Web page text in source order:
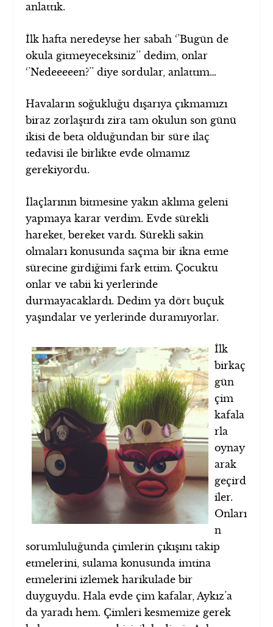
anlattık.
İlk hafta neredeyse her sabah ‘’Bugün de
okula gitmeyeceksiniz’’ dedim, onlar
‘’Nedeeeeen?’’ diye sordular, anlattım…
Havaların soğukluğu dışarıya çıkmamızı
biraz zorlaştırdı zira tam okulun son günü
ikisi de beta olduğundan bir süre ilaç
tedavisi ile birlikte evde olmamız
gerekiyordu.
İlaçlarının bitmesine yakın aklıma geleni
yapmaya karar verdim. Evde sürekli
hareket, bereket vardı. Sürekli sakin
olmaları konusunda saçma bir ikna etme
sürecine girdiğimi fark ettim. Çocuktu
onlar ve tabii ki yerlerinde
durmayacaklardı. Dedim ya dört buçuk
yaşındalar ve yerlerinde duramıyorlar.
İlk
birkaç
gün
çim
kafala
rla
oynay
arak
geçird
iler.
Onları
n
sorumluluğunda çimlerin çıkışını takip
etmelerini, sulama konusunda imtina
etmelerini izlemek harikulade bir
duyguydu. Hala evde çim kafalar, Aykız’a
da yaradı hem. Çimleri kesmemize gerek